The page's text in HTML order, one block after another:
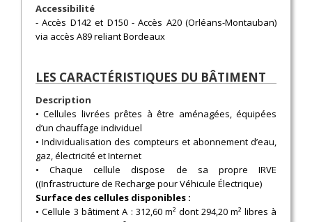
Accessibilité
- Accès D142 et D150 - Accès A20 (Orléans-Montauban)
via accès A89 reliant Bordeaux
LES CARACTÉRISTIQUES DU BÂTIMENT
Description
• Cellules livrées prêtes à être aménagées, équipées
d’un chauffage individuel
• Individualisation des compteurs et abonnement d’eau,
gaz, électricité et Internet
• Chaque cellule dispose de sa propre IRVE
((Infrastructure de Recharge pour Véhicule Électrique)
Surface des cellules disponibles :
• Cellule 3 bâtiment A : 312,60 m² dont 294,20 m² libres à